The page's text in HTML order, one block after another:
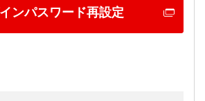
ンパスワード再設定